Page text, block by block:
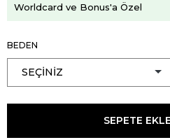
Worldcard ve Bonus'a Özel
BEDEN
SEPETE EKLE